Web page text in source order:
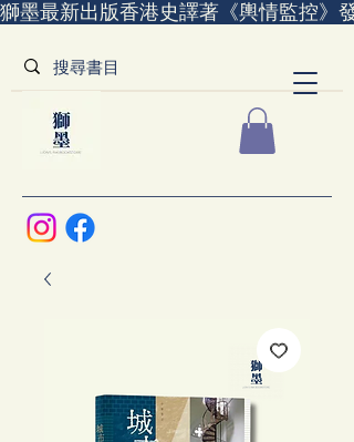
獅墨最新出版香港史譯著《輿情監控》